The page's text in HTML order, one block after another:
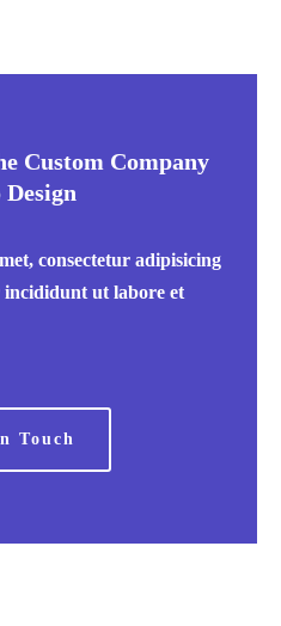
Custom Company
Design
consectetur adipisicing
incididunt ut labore et
Touch